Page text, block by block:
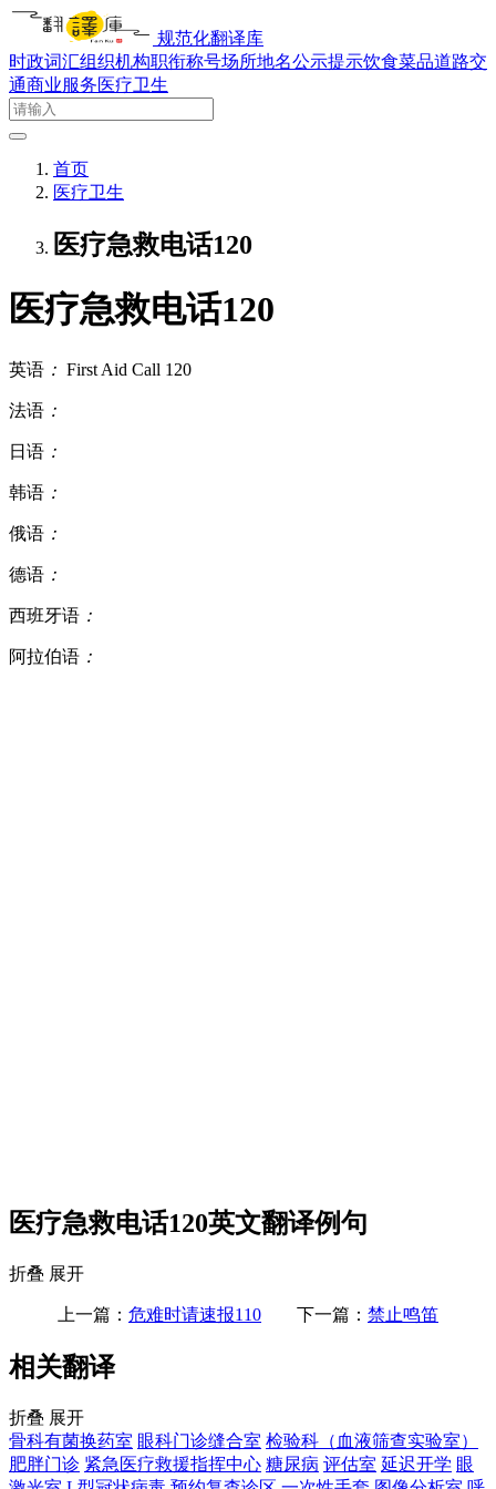
规范化翻译库
时政词汇组织机构职衔称号场所地名公示提示饮食菜品道路交
通商业服务医疗卫生
首页
医疗卫生
医疗急救电话120
医疗急救电话120
英语 ： First Aid Call 120
法语 ：
日语 ：
韩语 ：
俄语 ：
德语 ：
西班牙语 ：
阿拉伯语 ：
医疗急救电话120英文翻译例句
折叠 展开
上一篇： 危难时请速报110 下一篇： 禁止鸣笛
相关翻译
折叠 展开
骨科有菌换药室 眼科门诊缝合室 检验科（血液筛查实验室）
肥胖门诊 紧急医疗救援指挥中心 糖尿病 评估室 延迟开学 眼